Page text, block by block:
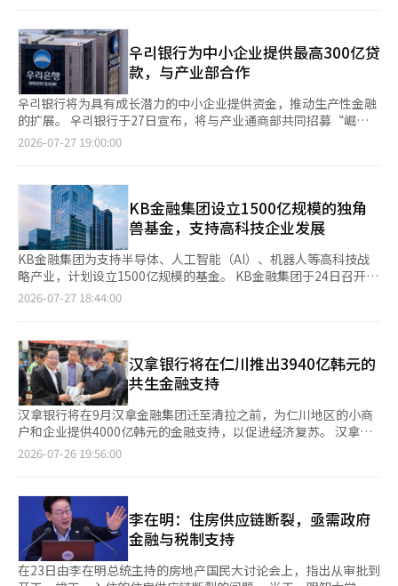
别出资金25亿韩元、企业银行的特别出资金25亿韩元及保证费支
持金10亿韩元，共同提供1000亿韩元规模的协议保证。 技术保证
基金通过协议保证向目标企业提供以下优待：△保证比例提升
（85%提升至100%，为期三年） △固定保证费（0.5%，为期三
年）等，企业银行则支持保证费（0.5个百分点，为期两年）。相
关企业在两年内可无保证费负担地使用技术保证。 支持对象为符
合技术保证基金技术保证要求的、由现代汽车·起亚推荐的半导体
或显示领域合作企业，支持额度为每家企业最高200亿韩元。 此
金融支持业务协议”。根据协议，技术保证基金将基于 Hana 银行
的保证费支持金，提供总额1000亿韩元的保证费支持协议保证，
并在三年内提供0.3个百分点的保证费减免优惠。 权亨泽 技术保证
基金董事长表示：“我们将继续扩大与相关机构的合作，支持技术
实力强大的半导体企业的成长，积极促进未来汽车产业的竞争力提
升。”※ 本报道经人工智能（AI）系统翻译与编辑。
우리银行为中小企业提供最高300亿贷
款，与产业部合作
우리银行将为具有成长潜力的中小企业提供资金，推动生产性金融
的扩展。 우리银行于27日宣布，将与产业通商部共同招募“崛起
领袖300”（Rising Leaders 300）第八期参与企业。 “崛起领袖
리银行已选定约225家企业，累计支持资金超过2万亿韩元。 招募
时间为即日起至下月14日，支持领域包括：△全球领导型 △K-技
术领先型 △未来价值主导型 △人工智能转型（AX）跃升型等。 由
大韩贸易投资振兴公社（KOTRA）、韩国中小企业联合会、韩国
产业智能化协会、韩国产业技术振兴院等产业部下属机构负责各领
域的初步审查和推荐，우리银行将审核金融支持的适当性，预计在
9月初最终选定支持企业。 被选企业将获得每家最高300亿韩元的
贷款，首年将适用最高1.0个百分点的优惠利率。此外，还计划提
△企业继承 △数字转型等非金融服务。 우리银行企业营业战略部
部长朴华根表示：“我们将积极发掘具有成长潜力的中小企业，扩
大生产性金融支持，助力被选企业成长为国家经济的核心企
业。”※ 本报道经人工智能（AI）系统翻译与编辑。
2026-07-27 19:00:00
KB金融集团设立1500亿规模的独角
兽基金，支持高科技企业发展
KB金融集团为支持半导体、人工智能（AI）、机器人等高科技战
略产业，计划设立1500亿规模的基金。 KB金融集团于24日召开了
第四次“生产性金融会议”，并于27日公布了集团的生产性金融推
KB金融旗下公司提供，运营将由KB证券PE成长投资总部负责。主
要投资对象包括人工智能、半导体、电池、航空航天、移动出行、
机器人和生物领域的企业。 KB金融还制定了与政府的“三大重大
项目”及国民成长基金政策相配合的半导体、电力和基础设施投
资，以及对物理人工智能企业和AI数据中心的金融支持方案。KB
金融计划通过企业金融专营的银行和证券合作网点CIB中心，发掘
地方创新型中小企业，并扩大贷款、投资和资本市场的综合金融支
持。 此外，会议还讨论了从以财务报表和历史业绩为中心的企业
KB金融CIB市场部部长金成炫表示：“我们必须超越以传统产业为
中心的贷款金融支持，扩大与高科技战略产业企业共同成长的伙伴
角色，并增强理解产业和企业、评估技术能力和未来成长价值的能
力。”
2026-07-27 18:44:00
汉拿银行将在仁川推出3940亿韩元的
共生金融支持
汉拿银行将在9月汉拿金融集团迁至清拉之前，为仁川地区的小商
户和企业提供4000亿韩元的金融支持，以促进经济复苏。 汉拿银
行于7月23日与仁川信用担保基金签署了“汉拿银行包容金融特别
川信用担保基金特别出资总计55亿韩元，以支持840亿韩元规模的
小商户特色担保贷款。上半年已特别出资35亿韩元，下半年将再出
资20亿韩元，提供300亿韩元的担保。 汉拿银行还将为仁川地区货
币“仁川e音”和公共外卖应用“吃货”的加盟商提供金融优惠，
并额外支持100亿韩元规模的负余额账户紧急运营资金，以帮助仁
2026-07-26 19:56:00
李在明：住房供应链断裂，亟需政府
金融与税制支持
在23日由李在明总统主持的房地产国民大讨论会上，指出从审批到